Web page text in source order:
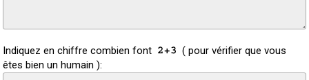
Indiquez en chiffre combien font
( pour vérifier que vous
êtes bien un humain ):